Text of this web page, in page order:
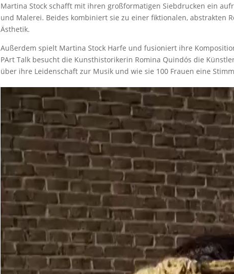
Martina Stock schafft mit ihren großformatigen Siebdrucken ein
und Malerei. Beides kombiniert sie zu einer fiktionalen, abstrakten
Ästhetik.
Außerdem spielt Martina Stock Harfe und fusioniert ihre
PArt Talk besucht die Kunsthistorikerin Romina Quindós die
über ihre Leidenschaft zur Musik und wie sie 100 Frauen eine